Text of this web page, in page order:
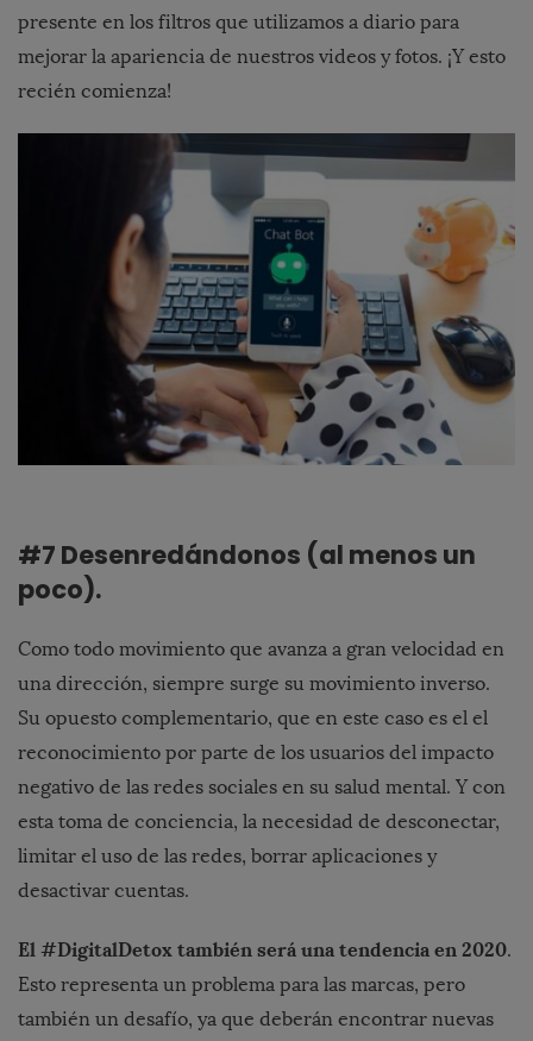
presente en los filtros que utilizamos a diario para
mejorar la apariencia de nuestros videos y fotos. ¡Y esto
recién comienza!
#7 Desenredándonos (al menos un
poco).
Como todo movimiento que avanza a gran velocidad en
una dirección, siempre surge su movimiento inverso.
Su opuesto complementario, que en este caso es el el
reconocimiento por parte de los usuarios del impacto
negativo de las redes sociales en su salud mental. Y con
esta toma de conciencia, la necesidad de desconectar,
limitar el uso de las redes, borrar aplicaciones y
desactivar cuentas.
El #DigitalDetox también será una tendencia en 2020.
Esto representa un problema para las marcas, pero
también un desafío, ya que deberán encontrar nuevas